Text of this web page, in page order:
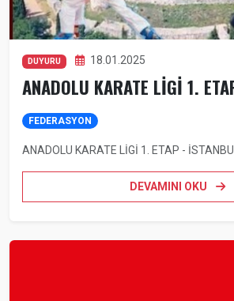
DUYURU 18.01.2025
ANADOLU KARATE LİGİ 1.
FEDERASYON
ANADOLU KARATE LİGİ 1. ETAP -
DEVAMINI OKU